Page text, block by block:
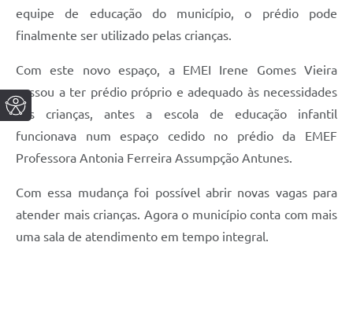
equipe de educação do município, o prédio pode
finalmente ser utilizado pelas crianças.
Com este novo espaço, a EMEI Irene Gomes Vieira
passou a ter prédio próprio e adequado às necessidades
das crianças, antes a escola de educação infantil
funcionava num espaço cedido no prédio da EMEF
Professora Antonia Ferreira Assumpção Antunes.
Com essa mudança foi possível abrir novas vagas para
atender mais crianças. Agora o município conta com mais
uma sala de atendimento em tempo integral.